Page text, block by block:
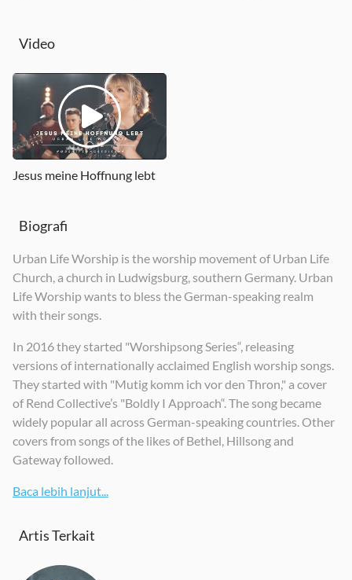
Heiliger Geist
2020
Fokus - EP
2021
Video
Jesus meine Hoffnung lebt
Biografi
Urban Life Worship is the worship movement of Urban Life
Church, a church in Ludwigsburg, southern Germany. Urban
Life Worship wants to bless the German-speaking realm
with their songs.
In 2016 they started "Worshipsong Series“, releasing
versions of internationally acclaimed English worship songs.
They started with "Mutig komm ich vor den Thron," a cover
of Rend Collective’s "Boldly I Approach“. The song became
widely popular all across German-speaking countries. Other
covers from songs of the likes of Bethel, Hillsong and
Gateway followed.
Baca lebih lanjut...
Artis Terkait